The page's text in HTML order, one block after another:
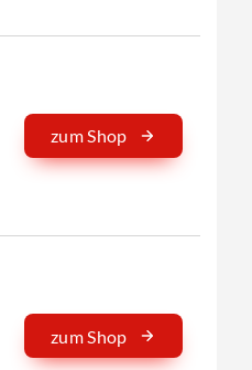
zum Shop
zum Shop